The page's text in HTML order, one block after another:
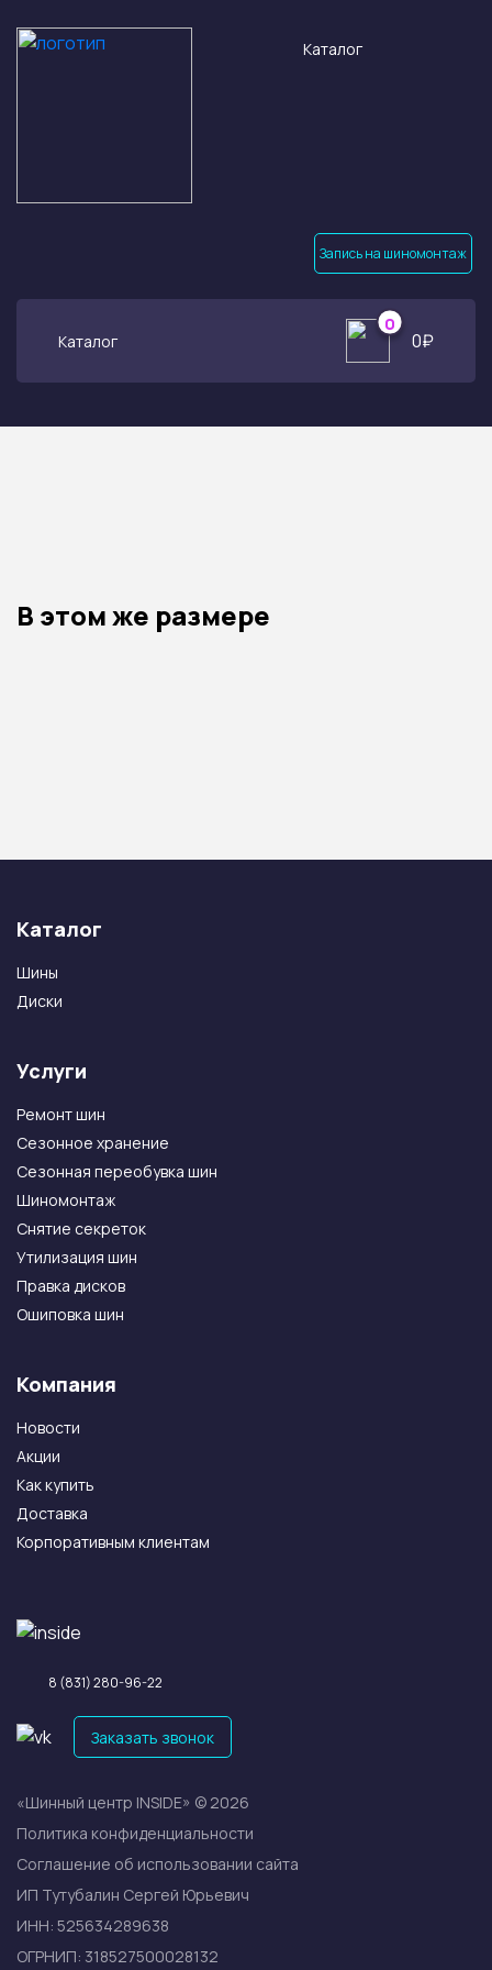
Каталог
Запись на шиномонтаж
Каталог
0
0₽
В этом же размере
Каталог
Шины
Диски
Услуги
Ремонт шин
Сезонное хранение
Сезонная переобувка шин
Шиномонтаж
Снятие секреток
Утилизация шин
Правка дисков
Ошиповка шин
Компания
Новости
Акции
Как купить
Доставка
Корпоративным клиентам
8 (831) 280-96-22
Заказать звонок
«Шинный центр INSIDE» © 2026
Политика конфиденциальности
Соглашение об использовании сайта
ИП Тутубалин Сергей Юрьевич
ИНН: 525634289638
ОГРНИП: 318527500028132